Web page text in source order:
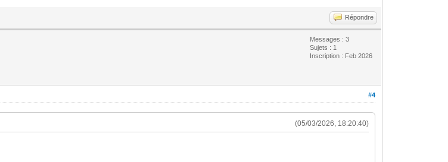
Répondre
Messages : 3
Sujets : 1
Inscription : Feb 2026
#4
(05/03/2026, 18:20:40)